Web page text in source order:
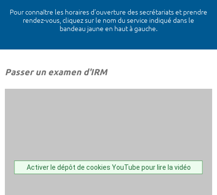
Pour connaître les horaires d’ouverture des secrétariats et prendre
rendez-vous, cliquez sur le nom du service indiqué dans le
bandeau jaune en haut à gauche.
Passer un examen d'IRM
Activer le dépôt de cookies YouTube pour lire la vidéo